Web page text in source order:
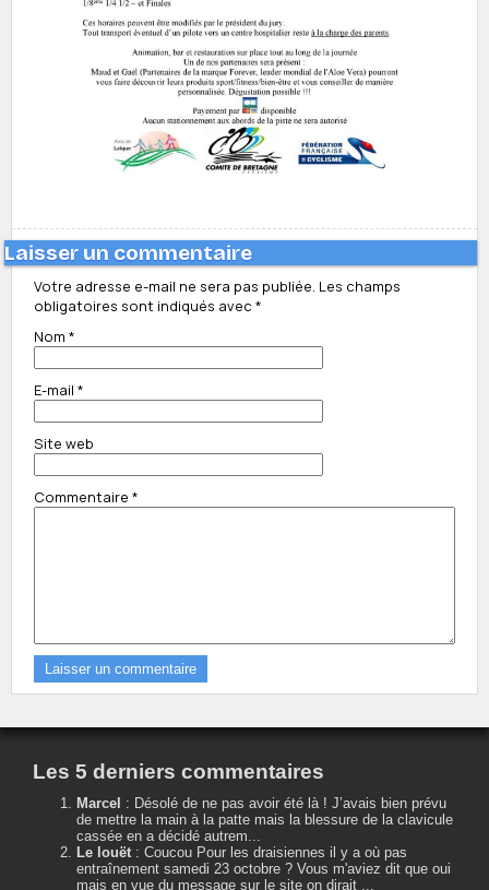
Laisser un commentaire
Votre adresse e-mail ne sera pas publiée. Les champs
obligatoires sont indiqués avec *
Nom *
E-mail *
Site web
Commentaire *
Les 5 derniers commentaires
Marcel : Désolé de ne pas avoir été là ! J’avais bien prévu
de mettre la main à la patte mais la blessure de la clavicule
cassée en a décidé autrem...
Le louët: Coucou Pour les draisiennes il y a où pas
entraînement samedi 23 octobre ? Vous m'aviez dit que oui
mais en vue du message sur le site on dirait ...